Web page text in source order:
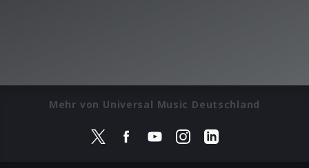
Mehr von Universal Music Deutschland